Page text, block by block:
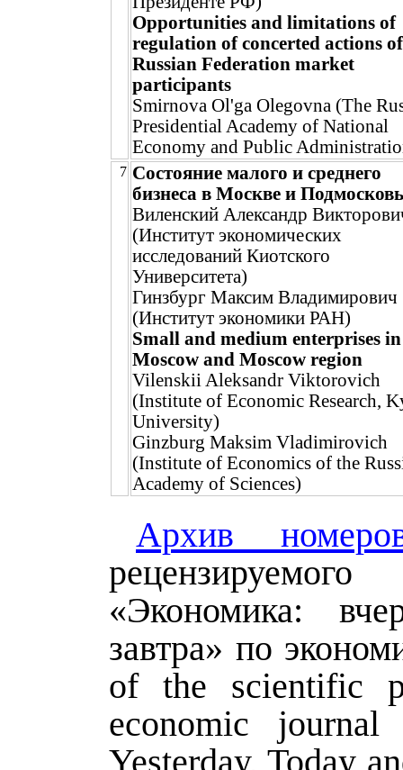
Opportunities and limitations of
regulation of concerted actions of
Russian Federation market
participants
Smirnova Ol'ga Olegovna (The
Presidential Academy of National
Economy and Public
7 Состояние малого и среднего
бизнеса в Москве и
Виленский Александр
(Институт экономических
исследований Киотского
Университета)
Гинзбург Максим Владимирович
(Институт экономики РАН)
Small and medium enterprises in
Moscow and Moscow region
Vilenskii Aleksandr Viktorovich
(Institute of Economic Research,
University)
Ginzburg Maksim Vladimirovich
(Institute of Economics of the
Academy of Sciences)
Архив
«Экономика:
завтра» по
of the scientific
economic journal
Yesterday, Today